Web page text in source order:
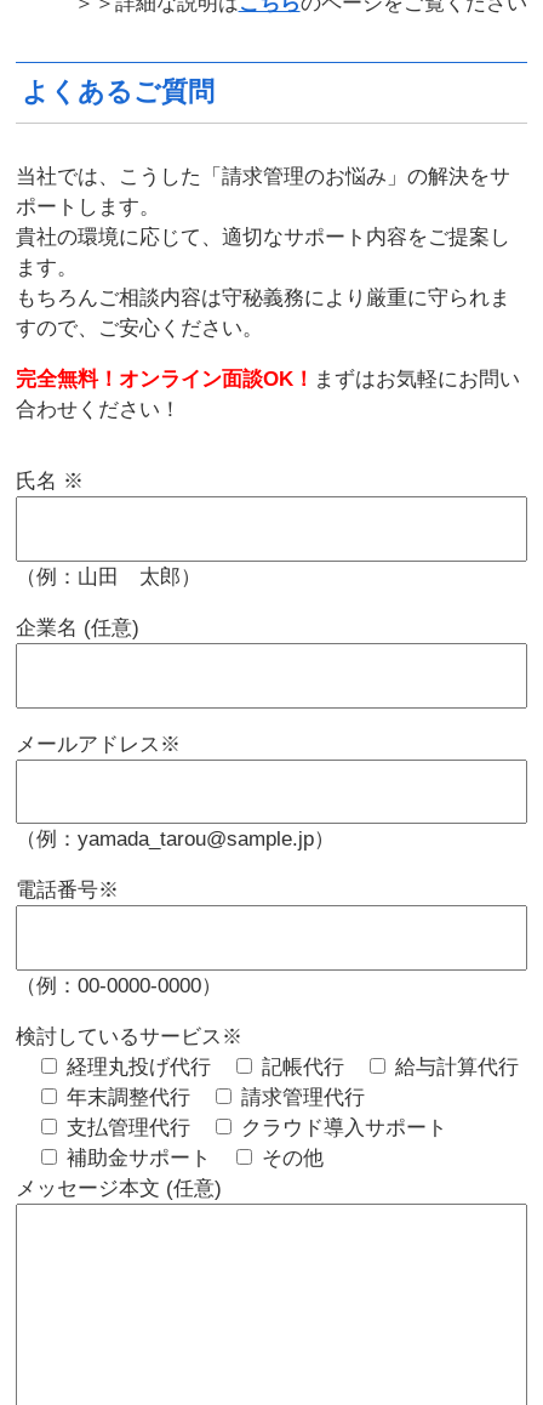
よくあるご質問
当社では、こうした「請求管理のお悩み」の解決をサ
ポートします。
貴社の環境に応じて、適切なサポート内容をご提案し
ます。
もちろんご相談内容は守秘義務により厳重に守られま
すので、ご安心ください。
完全無料！オンライン面談OK！ まずはお気軽にお問い
合わせください！
氏名 ※
（例：山田 太郎）
企業名 (任意)
メールアドレス ※
（例：yamada_tarou@sample.jp）
電話番号※
（例：00-0000-0000）
検討しているサービス ※
経理丸投げ代行
記帳代行
給与計算代行
年末調整代行
請求管理代行
支払管理代行
クラウド導入サポート
補助金サポート
その他
メッセージ本文 (任意)